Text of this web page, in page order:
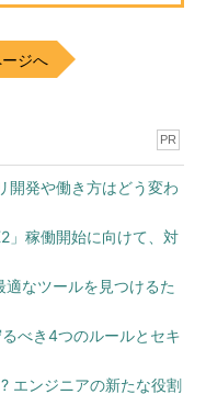
トの意味（第1章2
トとは、どのようなも
は、独自のプロダク
施される有期性の業務で
、「独自の」という部分
ェクトは、これまでに存
に行う活動で、開始と終
ジへ
PR
開発や働き方はどう変わ
」稼働開始に向けて、対
適なツールを見つけるた
べき4つのルールとセキ
エンジニアの新たな役割